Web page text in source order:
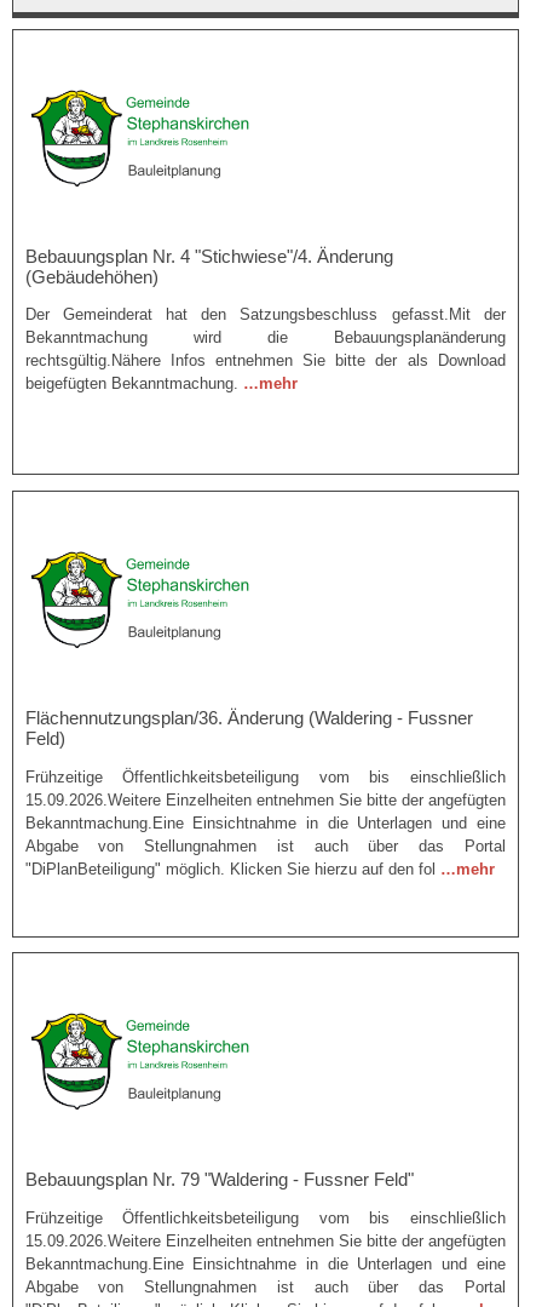
Bebauungsplan Nr. 4 "Stichwiese"/4. Änderung
(Gebäudehöhen)
Der Gemeinderat hat den Satzungsbeschluss gefasst.Mit der
Bekanntmachung wird die Bebauungsplanänderung
rechtsgültig.Nähere Infos entnehmen Sie bitte der als Download
beigefügten Bekanntmachung. …mehr
Flächennutzungsplan/36. Änderung (Waldering - Fussner
Feld)
Frühzeitige Öffentlichkeitsbeteiligung vom bis einschließlich
15.09.2026.Weitere Einzelheiten entnehmen Sie bitte der angefügten
Bekanntmachung.Eine Einsichtnahme in die Unterlagen und eine
Abgabe von Stellungnahmen ist auch über das Portal
"DiPlanBeteiligung" möglich. Klicken Sie hierzu auf den fol …mehr
Bebauungsplan Nr. 79 "Waldering - Fussner Feld"
Frühzeitige Öffentlichkeitsbeteiligung vom bis einschließlich
15.09.2026.Weitere Einzelheiten entnehmen Sie bitte der angefügten
Bekanntmachung.Eine Einsichtnahme in die Unterlagen und eine
Abgabe von Stellungnahmen ist auch über das Portal